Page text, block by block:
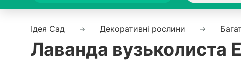
Ідея Сад Декоративні рослини
Лаванда вузьколиста